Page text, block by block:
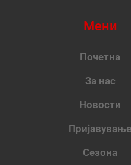
Мени
Почетна
За нас
Новости
Пријавување
Сезона